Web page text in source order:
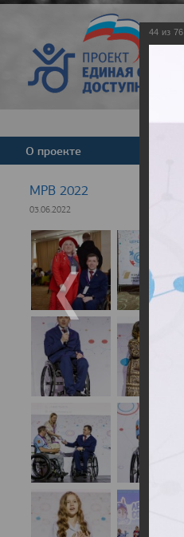
О проекте
МРВ 2022
03.06.2022
44 из 76